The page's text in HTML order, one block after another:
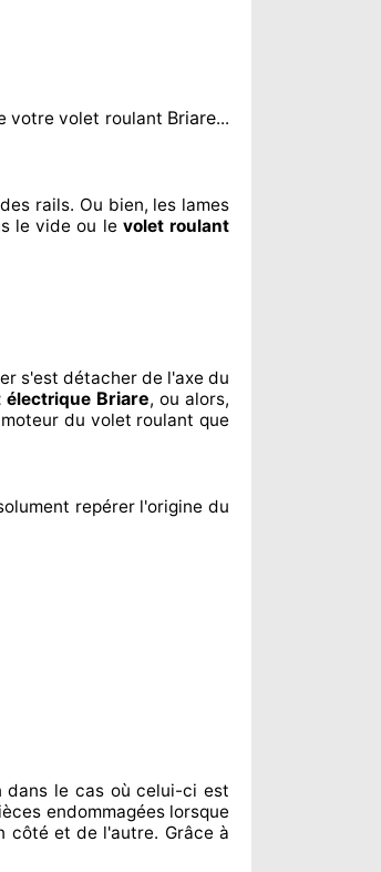
votre volet roulant Briare...
des rails. Ou bien, les lames
le vide ou le volet roulant
s'est détacherde l'axe du
électrique Briare, ou alors,
du volet roulant que
repérerl'origine du
dans le cas où celui-ci est
endommagéeslorsque
côté et de l'autre. Grâce à